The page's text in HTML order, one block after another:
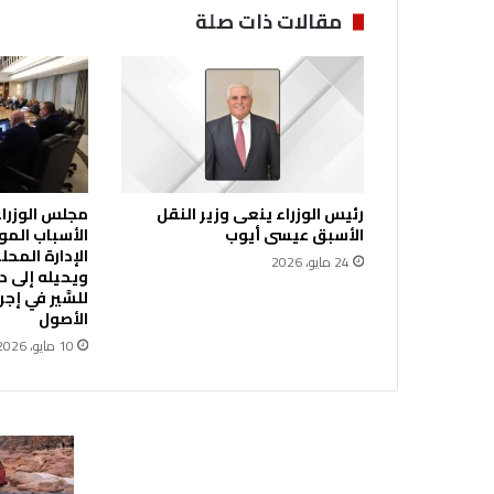
ا
ل
م
ل
م
ر
مقالات ذات صلة
رئيس الوزراء ينعى وزير النقل
الأسبق عيسى أيوب
24 مايو، 2026
مجلس
الأسباب
ويحيله إلى
للسَّير في
الأصول
10 مايو، 2026